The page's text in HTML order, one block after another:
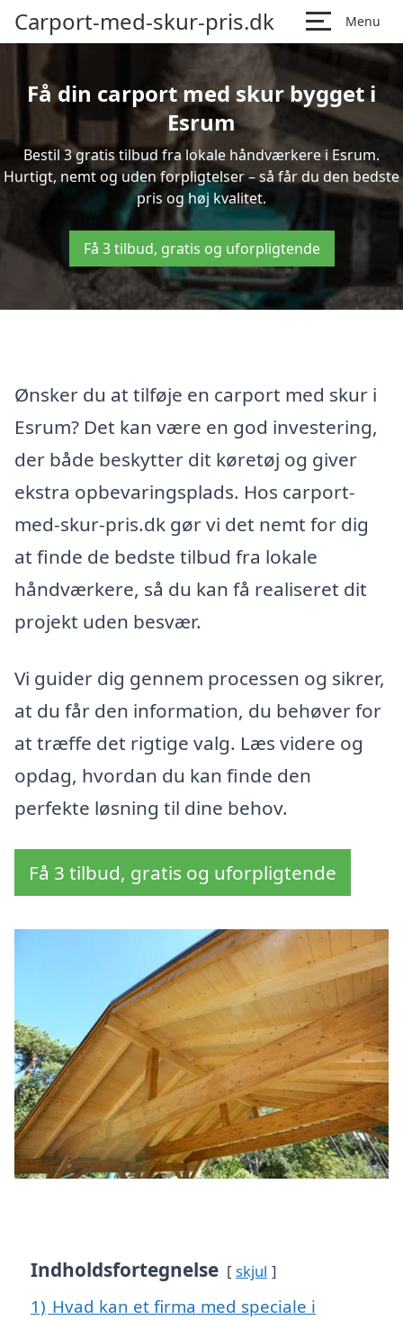
Carport-med-skur-pris.dk Menu
Få din carport med skur bygget i
Esrum
Bestil 3 gratis tilbud fra lokale håndværkere i Esrum.
Hurtigt, nemt og uden forpligtelser – så får du den bedste
pris og høj kvalitet.
Få 3 tilbud, gratis og uforpligtende
Ønsker du at tilføje en carport med skur i
Esrum? Det kan være en god investering,
der både beskytter dit køretøj og giver
ekstra opbevaringsplads. Hos carport-
med-skur-pris.dk gør vi det nemt for dig
at finde de bedste tilbud fra lokale
håndværkere, så du kan få realiseret dit
projekt uden besvær.
Vi guider dig gennem processen og sikrer,
at du får den information, du behøver for
at træffe det rigtige valg. Læs videre og
opdag, hvordan du kan finde den
perfekte løsning til dine behov.
Få 3 tilbud, gratis og uforpligtende
Indholdsfortegnelse skjul
1) Hvad kan et firma med speciale i